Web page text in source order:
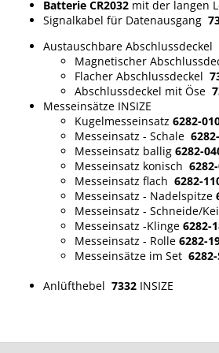
Batterie CR2032 mit der langen
Signalkabel für Datenausgang
Austauschbare Abschlussdeckel
Magnetischer
Flacher Abschlussdeckel
Abschlussdeckel mit Öse
Messeinsätze INSIZE
Kugelmesseinsatz 6282-
Messeinsatz - Schale
Messeinsatz ballig 6282-
Messeinsatz konisch
Messeinsatz flach 6282-
Messeinsatz - Nadelspitze
Messeinsatz - Schneide/
Messeinsatz -Klinge 6282-
Messeinsatz - Rolle 6282-
Messeinsätze im Set
Anlüfthebel 7332 INSIZE